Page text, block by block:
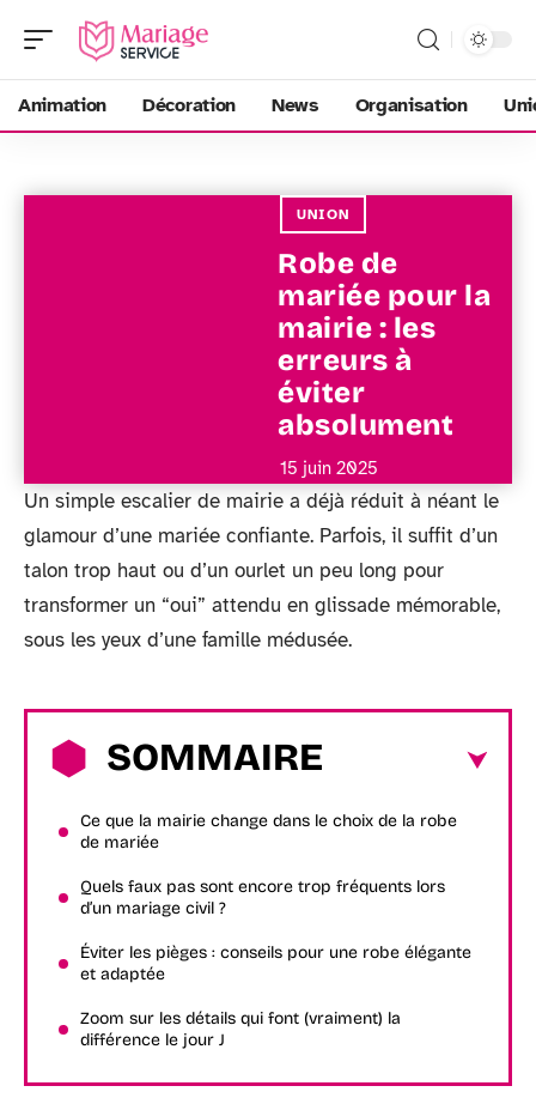
Animation Décoration News Organisation
UNION
Robe de
mariée pour la
mairie : les
erreurs à
éviter
absolument
15 juin 2025
Un simple escalier de mairie a déjà réduit à néant le
glamour d’une mariée confiante. Parfois, il suffit d’un
talon trop haut ou d’un ourlet un peu long pour
transformer un “oui” attendu en glissade mémorable,
sous les yeux d’une famille médusée.
SOMMAIRE
Ce que la mairie change dans le choix de la robe
de mariée
Quels faux pas sont encore trop fréquents lors
d’un mariage civil ?
Éviter les pièges : conseils pour une robe élégante
et adaptée
Zoom sur les détails qui font (vraiment) la
différence le jour J